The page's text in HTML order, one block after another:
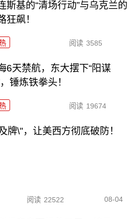
斯基的“清场行动”与乌克兰的
狂飙！
阅读 3585
6天禁航，东大摆下“阳谋
锤炼铁拳头！
阅读 19674
牌\"，让美西方彻底破防！
阅读 22522 08-04